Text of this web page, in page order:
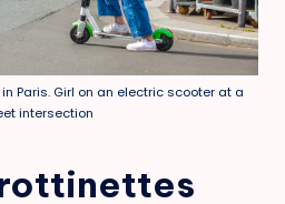
Paris. Girl on an electric scooter at a
intersection